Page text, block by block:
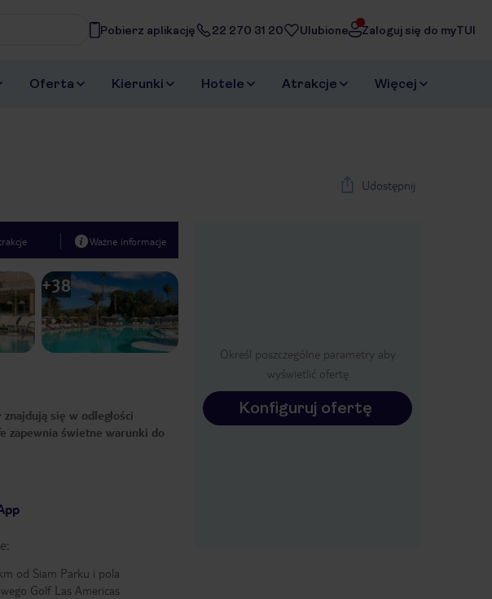
Pobierz aplikację 22 270 31 20 Ulubione Zaloguj się do myTUI
Oferta Kierunki Hotele Atrakcje Więcej
Udostępnij
Określ poszczególne parametry aby
wyświetlić ofertę
Konfiguruj ofertę
Ważne informacje
Next slide
1 /44
+38
się w odległości
zapewnia świetne warunki do
od Siam Parku i pola
Golf Las Americas